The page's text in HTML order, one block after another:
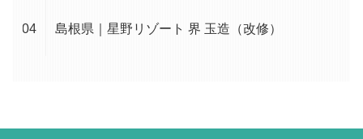
島根県｜星野リゾート 界 玉造（改修）